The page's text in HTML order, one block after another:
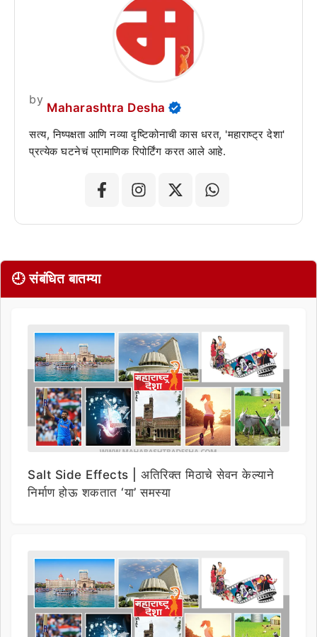
by
Maharashtra Desha
सत्य, निष्पक्षता आणि नव्या दृष्टिकोनाची कास धरत, 'महाराष्ट्र देशा'
प्रत्येक घटनेचं प्रामाणिक रिपोर्टिंग करत आले आहे.
🕘 संबंधित बातम्या
Salt Side Effects | अतिरिक्त मिठाचे सेवन केल्याने
निर्माण होऊ शकतात ‘या’ समस्या